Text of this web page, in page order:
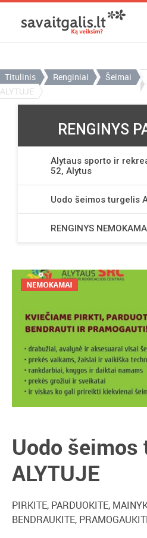
Titulinis Renginiai Šeimai
ALYTUJE
Uodo
ALYTUJE
PIRKITE, PARDUOKITE,
BENDRAUKITE,
RENGINYS
Alytaus sporto ir
52, Alytus
Uodo šeimos turgelis
RENGINYS